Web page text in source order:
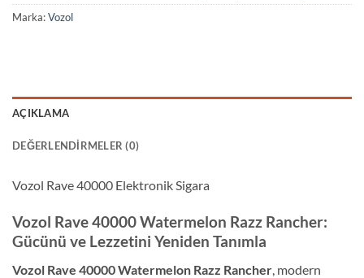
Marka:Vozol
AÇIKLAMA
DEĞERLENDIRMELER (0)
Vozol Rave 40000 Elektronik Sigara
Vozol Rave 40000 Watermelon Razz Rancher:
Gücünü ve Lezzetini Yeniden Tanımla
Vozol Rave 40000 Watermelon Razz Rancher , modern